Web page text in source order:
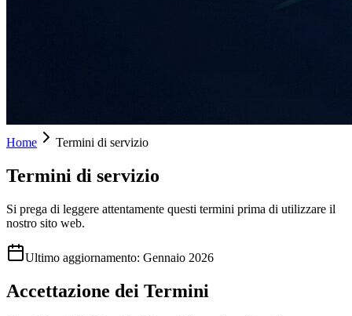
Home Termini di servizio
Termini di servizio
Si prega di leggere attentamente questi termini prima di utilizzare il
nostro sito web.
Ultimo aggiornamento: Gennaio 2026
Accettazione dei Termini